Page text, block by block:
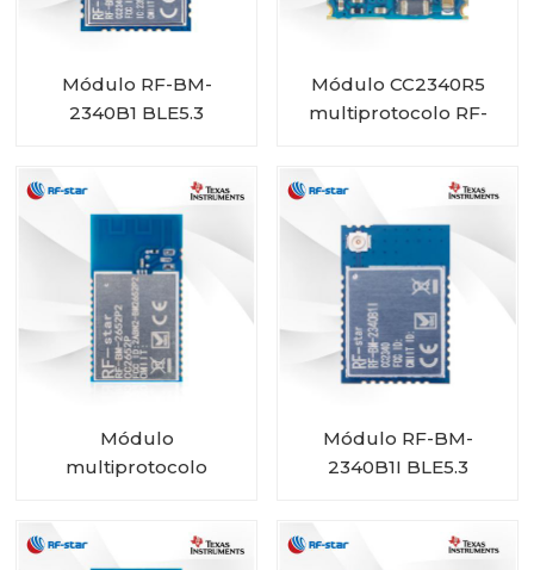
Módulo RF-BM-
2340B1 BLE5.3
Módulo CC2340R5
multiprotocolo RF-
Módulo
multiprotocolo
Módulo RF-BM-
2340B1I BLE5.3